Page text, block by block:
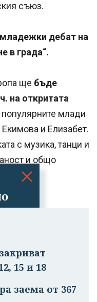
от
съюз.
дебат на
в града“.
ще бъде
на откритата
популярните млади
и Елизабет.
с музика, танци и
и общо
15 и 18
заема от 367